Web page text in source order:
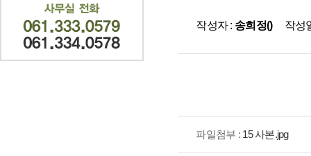
작성자 : 송희정() 작성
파일첨부 : 15 사본.jpg